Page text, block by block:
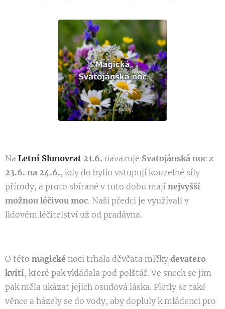
Na Letní Slunovrat 21.6. navazuje Svatojánská noc z
23.6. na 24.6., kdy do bylin vstupují kouzelné síly
přírody, a proto sbírané v tuto dobu mají nejvyšší
možnou léčivou moc. Naši předci je využívali v
lidovém léčitelství už od pradávna.
O této magické noci trhala děvčata mlčky devatero
kvítí, které pak vkládala pod polštář. Ve snech se jim
pak měla ukázat jejich osudová láska. Pletly se také
věnce a házely se do vody, aby dopluly k mládenci pro